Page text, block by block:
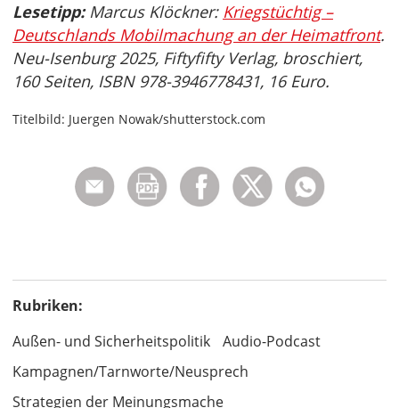
Lesetipp:Marcus Klöckner: Kriegstüchtig –
Deutschlands Mobilmachung an der Heimatfront.
Neu-Isenburg 2025, Fiftyfifty Verlag, broschiert,
160 Seiten, ISBN 978-3946778431, 16 Euro.
Titelbild: Juergen Nowak/shutterstock.com
Rubriken:
Außen- und Sicherheitspolitik
Audio-Podcast
Kampagnen/Tarnworte/Neusprech
Strategien der Meinungsmache